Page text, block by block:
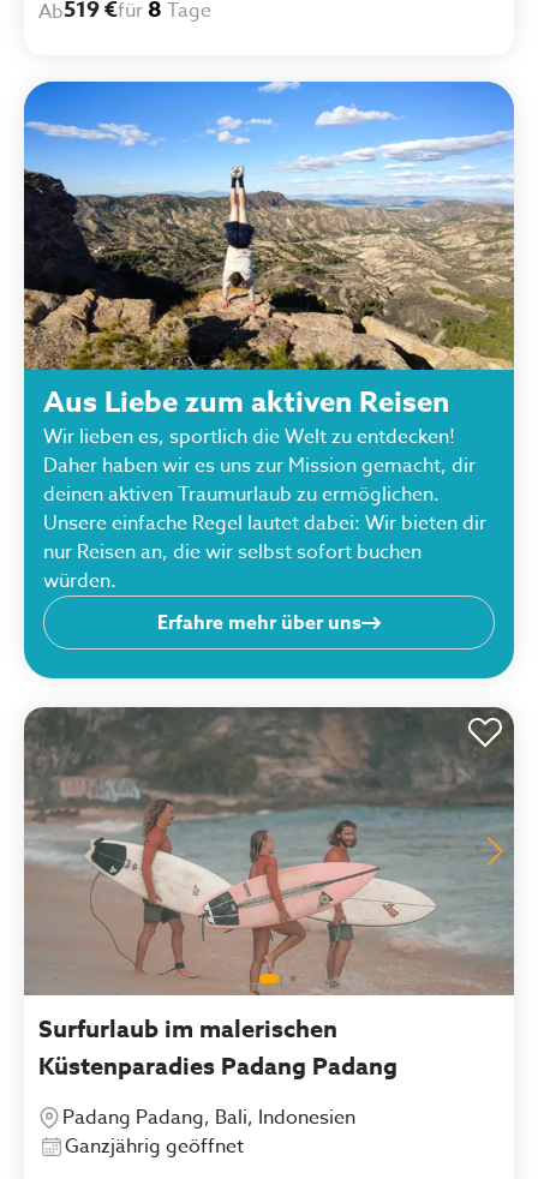
Ab519 €für 8 Tage
Aus Liebe zum aktiven Reisen
Wir lieben es, sportlich die Welt zu entdecken!
Daher haben wir es uns zur Mission gemacht, dir
deinen aktiven Traumurlaub zu ermöglichen.
Unsere einfache Regel lautet dabei: Wir bieten dir
nur Reisen an, die wir selbst sofort buchen
würden.
Erfahre mehr über uns
Surfurlaub im malerischen
Küstenparadies Padang Padang
Padang Padang, Bali, Indonesien
Ganzjährig geöffnet